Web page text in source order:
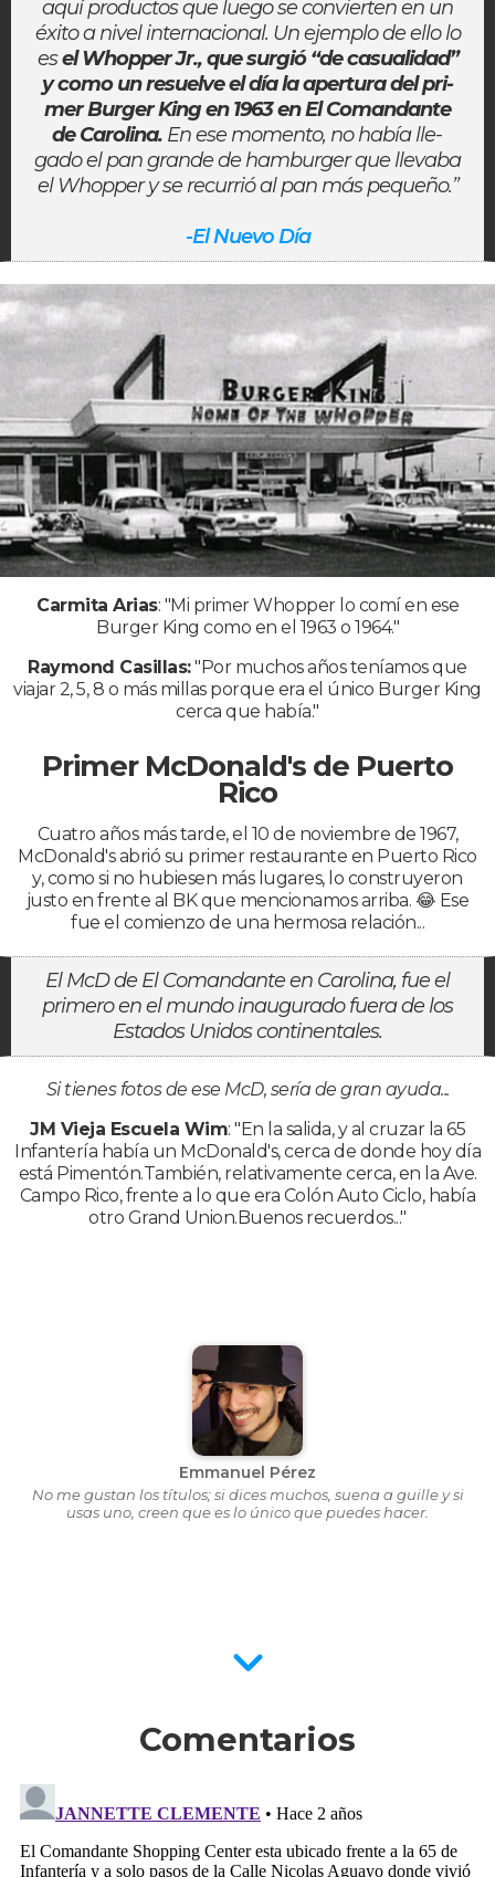
aquí pro­duc­tos que lue­go se con­vier­ten en un
éxi­to a ni­vel internacional. Un ejem­plo de ello lo
esel Whop­per Jr., que sur­gió “de ca­sua­li­dad”
y co­mo un re­suel­ve el día la aper­tu­ra del pri­
mer Burger King en 1963 en El Co­man­dan­te
de Ca­ro­li­na. En ese mo­men­to, no ha­bía lle­
gado el pan gran­de de ham­bur­ger que lle­va­ba
el Whop­per y se re­cu­rrió al pan más pe­que­ño.”
-El Nuevo Día
Carmita Arias: "Mi primer Whopper lo comí en ese
Burger King como en el 1963 o 1964."
Raymond Casillas:"Por muchos años teníamos que
viajar 2, 5, 8 o más millas porque era el único Burger King
cerca que había."
Primer McDonald's de Puerto
Rico
Cuatro años más tarde, el 10 de noviembre de 1967,
McDonald's abrió su primer restaurante en Puerto Rico
y, como si no hubiesen más lugares, lo construyeron
justo en frente al BK que mencionamos arriba. 😂 Ese
fue el comienzo de una hermosa relación...
El McD de El Comandante en Carolina, fue el
primero en el mundo inaugurado fuera de los
Estados Unidos continentales.
Si tienes fotos de ese McD, sería de gran ayuda...
JM Vieja Escuela Wim: "En la salida, y al cruzar la 65
Infantería había un McDonald's, cerca de donde hoy día
está Pimentón.También, relativamente cerca, en la Ave.
Campo Rico, frente a lo que era Colón Auto Ciclo, había
otro Grand Union.Buenos recuerdos..."
Emmanuel Pérez
No me gustan los títulos; si dices muchos, suena a guille y si
usas uno, creen que es lo único que puedes hacer.
Comentarios